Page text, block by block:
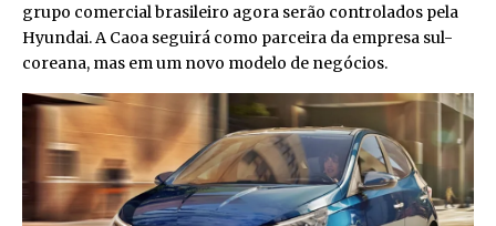
grupo comercial brasileiro agora serão controlados pela
Hyundai. A Caoa seguirá como parceira da empresa sul-
coreana, mas em um novo modelo de negócios.